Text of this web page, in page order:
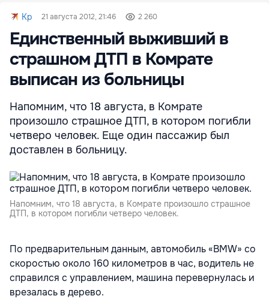
Kp 21 августа 2012, 21:46 2 260
Единственный выживший в
страшном ДТП в Комрате
выписан из больницы
Напомним, что 18 августа, в Комрате
произошло страшное ДТП, в котором погибли
четверо человек. Еще один пассажир был
доставлен в больницу.
Напомним, что 18 августа, в Комрате произошло страшное
ДТП, в котором погибли четверо человек.
По предварительным данным, автомобиль «BMW» со
скоростью около 160 километров в час, водитель не
справился с управлением, машина перевернулась и
врезалась в дерево.